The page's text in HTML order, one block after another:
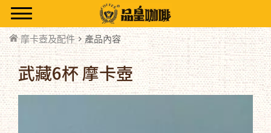
摩卡壺及配件> 產品內容
武藏6杯 摩卡壺